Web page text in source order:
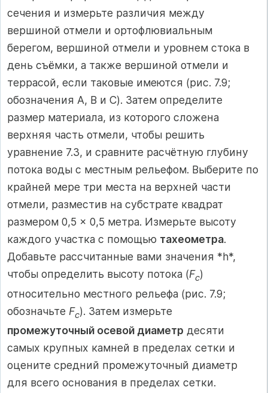
сечения и измерьте различия между
вершиной отмели и ортофлювиальным
берегом, вершиной отмели и уровнем стока в
день съёмки, а также вершиной отмели и
террасой, если таковые имеются (рис. 7.9;
обозначения A, B и C). Затем определите
размер материала, из которого сложена
верхняя часть отмели, чтобы решить
уравнение 7.3, и сравните расчётную глубину
потока воды с местным рельефом. Выберите по
крайней мере три места на верхней части
отмели, разместив на субстрате квадрат
размером 0,5 × 0,5 метра. Измерьте высоту
каждого участка с помощью тахеометра.
Добавьте рассчитанные вами значения *h*,
чтобы определить высоту потока (Fc)
относительно местного рельефа (рис. 7.9;
обозначьте Fc). Затем измерьте
промежуточный осевой диаметр десяти
самых крупных камней в пределах сетки и
оцените средний промежуточный диаметр
для всего основания в пределах сетки.